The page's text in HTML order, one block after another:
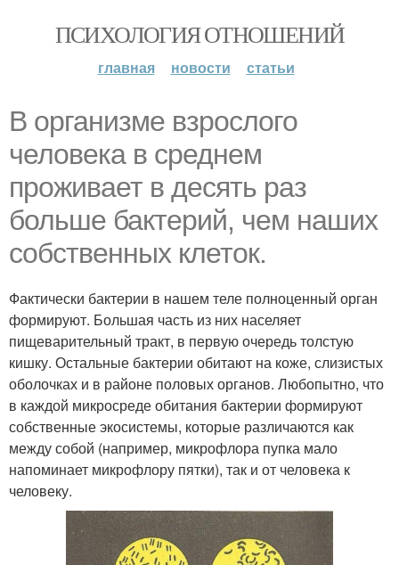
ПСИХОЛОГИЯ ОТНОШЕНИЙ
главная новости статьи
В организме взрослого
человека в среднем
проживает в десять раз
больше бактерий, чем наших
собственных клеток.
Фактически бактерии в нашем теле полноценный орган
формируют. Большая часть из них населяет
пищеварительный тракт, в первую очередь толстую
кишку. Остальные бактерии обитают на коже, слизистых
оболочках и в районе половых органов. Любопытно, что
в каждой микросреде обитания бактерии формируют
собственные экосистемы, которые различаются как
между собой (например, микрофлора пупка мало
напоминает микрофлору пятки), так и от человека к
человеку.